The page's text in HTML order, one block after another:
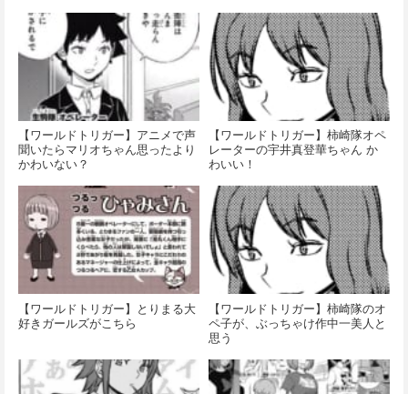
【ワールドトリガー】アニメで声
聞いたらマリオちゃん思ったより
かわいない？
【ワールドトリガー】柿崎隊オペ
レーターの宇井真登華ちゃん か
わいい！
【ワールドトリガー】とりまる大
好きガールズがこちら
【ワールドトリガー】柿崎隊のオ
ペ子が、ぶっちゃけ作中一美人と
思う